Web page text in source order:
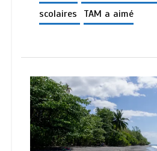
scolaires
TAM a aimé